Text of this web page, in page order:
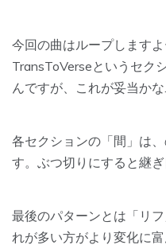
今回の曲はループします
TransToVerseというセク
んですが、これが妥当かな
各セクションの「間」は
す。ぶつ切りにすると継
最後のパターンとは「リ
れが多い方がより変化に